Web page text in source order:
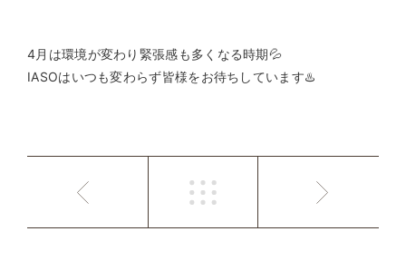
4月は環境が変わり緊張感も多くなる時期💦
IASOはいつも変わらず皆様をお待ちしています♨️